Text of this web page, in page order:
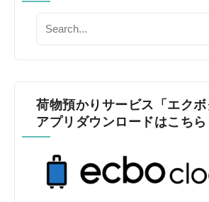
荷物預かりサービス「エクボ
アプリダウンロードはこちら